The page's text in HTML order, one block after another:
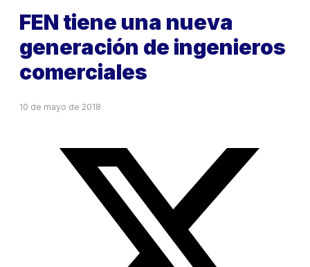
FEN tiene una nueva
generación de ingenieros
comerciales
10 de mayo de 2018